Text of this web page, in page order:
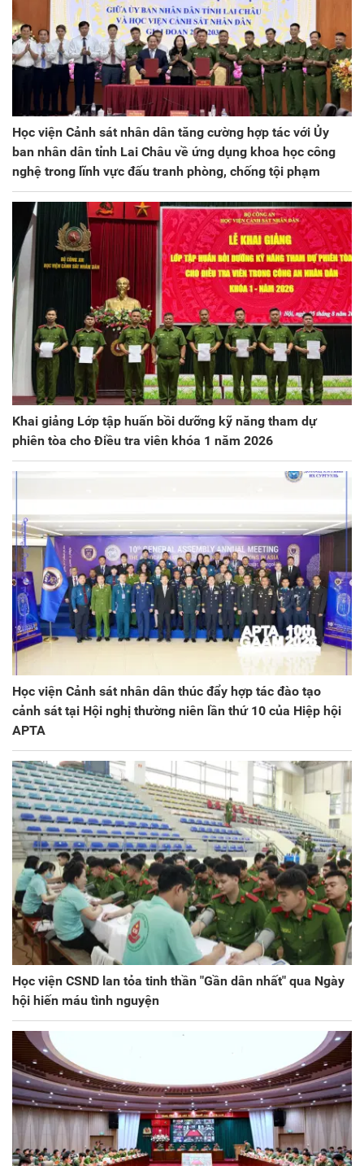
Học viện Cảnh sát nhân dân tăng cường hợp tác với Ủy
ban nhân dân tỉnh Lai Châu về ứng dụng khoa học công
nghệ trong lĩnh vực đấu tranh phòng, chống tội phạm
Khai giảng Lớp tập huấn bồi dưỡng kỹ năng tham dự
phiên tòa cho Điều tra viên khóa 1 năm 2026
Học viện Cảnh sát nhân dân thúc đẩy hợp tác đào tạo
cảnh sát tại Hội nghị thường niên lần thứ 10 của Hiệp hội
APTA
Học viện CSND lan tỏa tinh thần "Gần dân nhất" qua Ngày
hội hiến máu tình nguyện